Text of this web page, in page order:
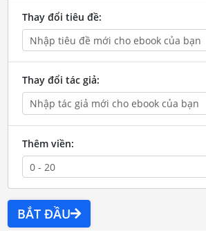
Thay đổi tiêu đề:
Thay đổi tác giả:
Thêm viền:
BẮT ĐẦU